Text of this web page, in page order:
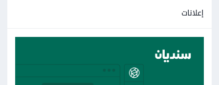
إعلانات